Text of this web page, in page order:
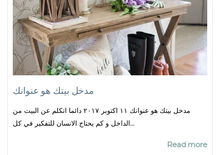
مدخل بيتك هو عنوانك
مدخل بيتك هو عنوانك ١١ اكتوبر ٢٠١٧ دائما اتكلم عن البيت من
الداخل و كم يحتاج الانسان للتفكير في كل...
Read more